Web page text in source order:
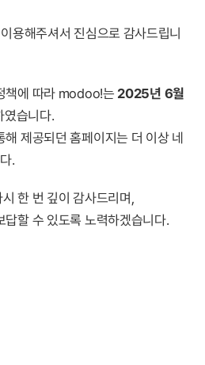
용해주셔서 진심으로 감사드립니
책에 따라 modoo!는 2025년 6월
였습니다.
제공되던 홈페이지는 더 이상 네
.
한 번 깊이 감사드리며,
답할 수 있도록 노력하겠습니다.